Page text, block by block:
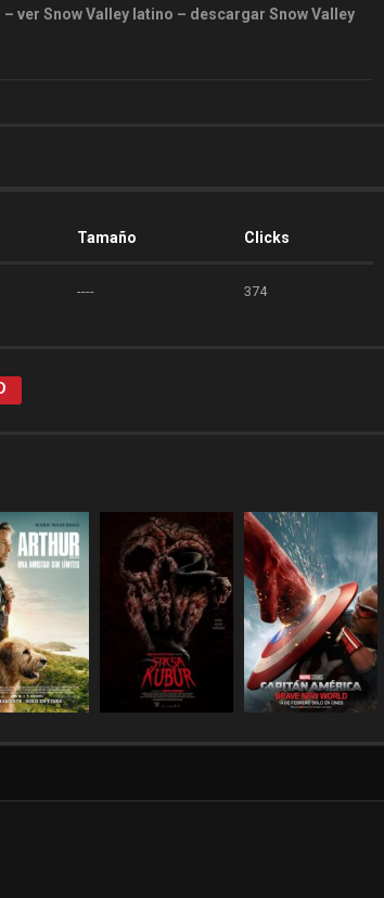
ver Snow Valley latino – descargar Snow Valley
Tamaño Clicks
---- 374